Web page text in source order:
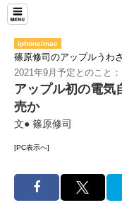
iphone/mac
篠原修司のアップルうわ
2021年9月予定とのこと：
アップル初の電
売か
文● 篠原修司
[PC表示へ]